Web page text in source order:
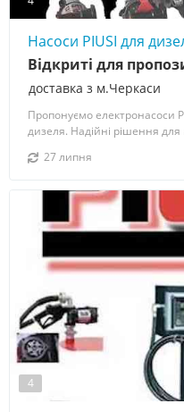
Насоси PIUSI для
доставка з м.Черкаси
Відкриті для
Пропонуємо електронасоси
дизеля. Надійні рішення для
27 липня
4